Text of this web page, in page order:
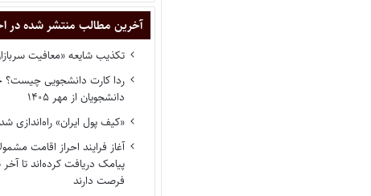
آخرین مطالب منتشر شده در
تکذیب شایعه «معافیت
ردا کارت دانشجویی چیست؟
دانشجویان از مهر ۱۴۰۵
«کیف پول ایران» راه‌اندازی
آغاز فرایند احراز اقامت
پیامک دریافت کرده‌اند تا
فرصت دارند